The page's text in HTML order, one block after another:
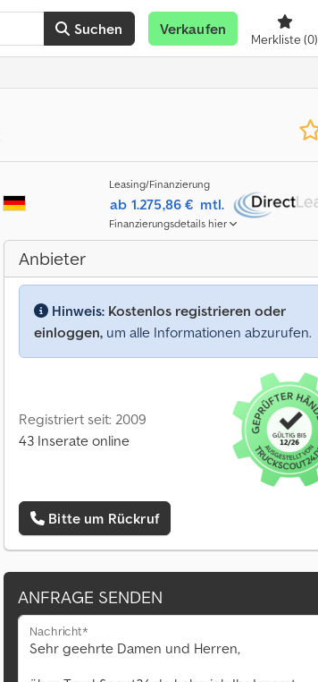
Suchen Verkaufen
Merkliste(0)
Leasing/Finanzierung
ab 1.275,86 € mtl.
Finanzierungsdetails hier
Anbieter
Hinweis: Kostenlos registrieren oder
einloggen, um alle Informationen abzurufen.
Registriert seit: 2009
43 Inserate online
Bitte um Rückruf
ANFRAGE SENDEN
Nachricht*